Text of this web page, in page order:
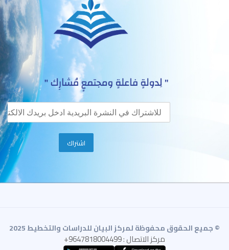
© جميع الحقوق محفوظة لمركز البيان للدراسات والتخطيط 2025
مركز الاتصال : 9647818004499+